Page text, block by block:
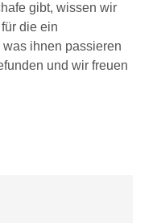
gibt, wissen wir
die ein
ihnen passieren
und wir freuen